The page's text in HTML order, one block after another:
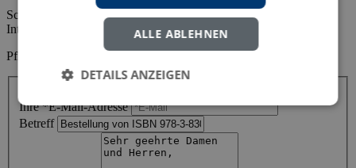
Schiedsgerichtsbarkeit und schiedsgerichtsähnliche Verfahren im
Internet von Irène Kalanke
Pflichtfelder mit * gekennzeichnet.
Ihre *E-Mail-Adresse
Betreff
ALLE ABLEHNEN
DETAILS ANZEIGEN